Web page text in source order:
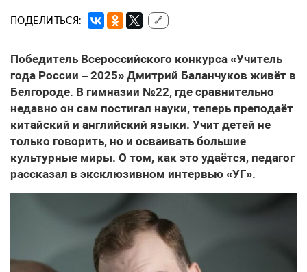
ПОДЕЛИТЬСЯ: 🔗
Победитель Всероссийского конкурса «Учитель
года России – 2025» Дмитрий Баланчуков живёт в
Белгороде. В гимназии №22, где сравнительно
недавно он сам постигал науки, теперь преподаёт
китайский и английский языки. Учит детей не
только говорить, но и осваивать большие
культурные миры. О том, как это удаётся, педагог
рассказал в эксклюзивном интервью «УГ».